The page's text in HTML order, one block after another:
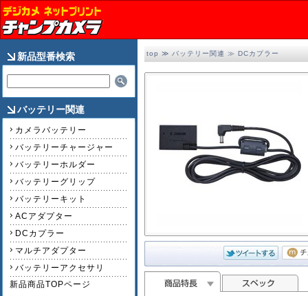
新品型番検索
バッテリー関連
カメラバッテリー
バッテリーチャージャー
バッテリーホルダー
バッテリーグリップ
バッテリーキット
ACアダプター
DCカプラー
マルチアダプター
バッテリーアクセサリ
新品商品TOPページ
top ≫ バッテリー関連 ≫ DCカプラー